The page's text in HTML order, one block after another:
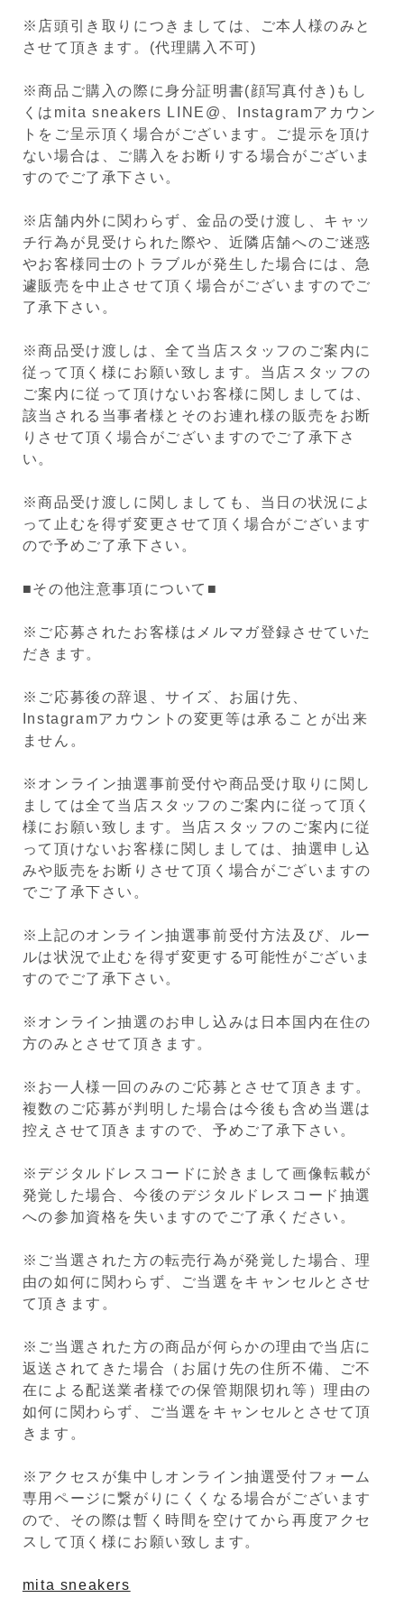
※店頭引き取りにつきましては、ご本人様のみと
させて頂きます。(代理購入不可)
※商品ご購入の際に身分証明書(顔写真付き)もし
くはmita sneakers LINE@、Instagramアカウン
トをご呈示頂く場合がございます。ご提示を頂け
ない場合は、ご購入をお断りする場合がございま
すのでご了承下さい。
※店舗内外に関わらず、金品の受け渡し、キャッ
チ行為が見受けられた際や、近隣店舗へのご迷惑
やお客様同士のトラブルが発生した場合には、急
遽販売を中止させて頂く場合がございますのでご
了承下さい。
※商品受け渡しは、全て当店スタッフのご案内に
従って頂く様にお願い致します。当店スタッフの
ご案内に従って頂けないお客様に関しましては、
該当される当事者様とそのお連れ様の販売をお断
りさせて頂く場合がございますのでご了承下さ
い。
※商品受け渡しに関しましても、当日の状況によ
って止むを得ず変更させて頂く場合がございます
ので予めご了承下さい。
■その他注意事項について■
※ご応募されたお客様はメルマガ登録させていた
だきます。
※ご応募後の辞退、サイズ、お届け先、
Instagramアカウントの変更等は承ることが出来
ません。
※オンライン抽選事前受付や商品受け取りに関し
ましては全て当店スタッフのご案内に従って頂く
様にお願い致します。当店スタッフのご案内に従
って頂けないお客様に関しましては、抽選申し込
みや販売をお断りさせて頂く場合がございますの
でご了承下さい。
※上記のオンライン抽選事前受付方法及び、ルー
ルは状況で止むを得ず変更する可能性がございま
すのでご了承下さい。
※オンライン抽選のお申し込みは日本国内在住の
方のみとさせて頂きます。
※お一人様一回のみのご応募とさせて頂きます。
複数のご応募が判明した場合は今後も含め当選は
控えさせて頂きますので、予めご了承下さい。
※デジタルドレスコードに於きまして画像転載が
発覚した場合、今後のデジタルドレスコード抽選
への参加資格を失いますのでご了承ください。
※ご当選された方の転売行為が発覚した場合、理
由の如何に関わらず、ご当選をキャンセルとさせ
て頂きます。
※ご当選された方の商品が何らかの理由で当店に
返送されてきた場合（お届け先の住所不備、ご不
在による配送業者様での保管期限切れ等）理由の
如何に関わらず、ご当選をキャンセルとさせて頂
きます。
※アクセスが集中しオンライン抽選受付フォーム
専用ページに繋がりにくくなる場合がございます
ので、その際は暫く時間を空けてから再度アクセ
スして頂く様にお願い致します。
mita sneakers